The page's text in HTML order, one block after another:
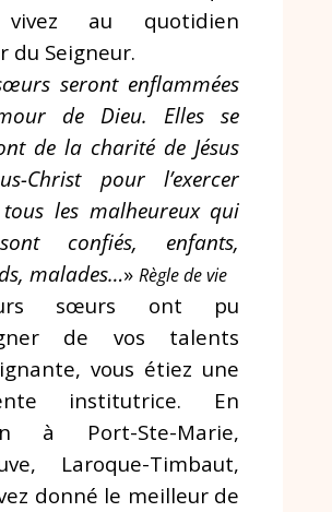
au quotidien
du Seigneur.
seront enflammées
de Dieu. Elles se
de la charité de Jésus
Christ pour l’exercer
tous les malheureux qui
confiés, enfants,
malades…» Règle de vie
sœurs ont pu
de vos talents
vous étiez une
institutrice. En
à Port-Ste-Marie,
Laroque-Timbaut,
donné le meilleur de